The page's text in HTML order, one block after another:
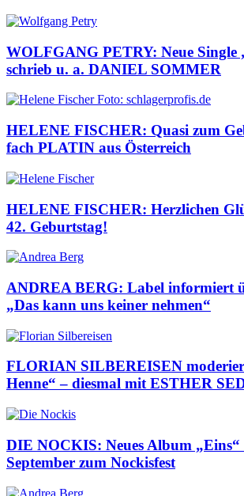
WOLFGANG PETRY: Neue Single
schrieb u. a. DANIEL SOMMER
HELENE FISCHER: Quasi zum
fach PLATIN aus Österreich
HELENE FISCHER: Herzlichen
42. Geburtstag!
ANDREA BERG: Label informiert
„Das kann uns keiner nehmen“
FLORIAN SILBEREISEN
Henne“ – diesmal mit ESTHER
DIE NOCKIS: Neues Album
September zum Nockisfest